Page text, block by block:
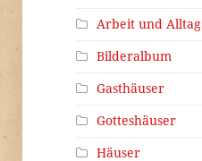
Arbeit und Alltag
Bilderalbum
Gasthäuser
Gotteshäuser
Häuser